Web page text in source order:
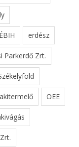
erdész
Parkerdő Zrt.
OEE